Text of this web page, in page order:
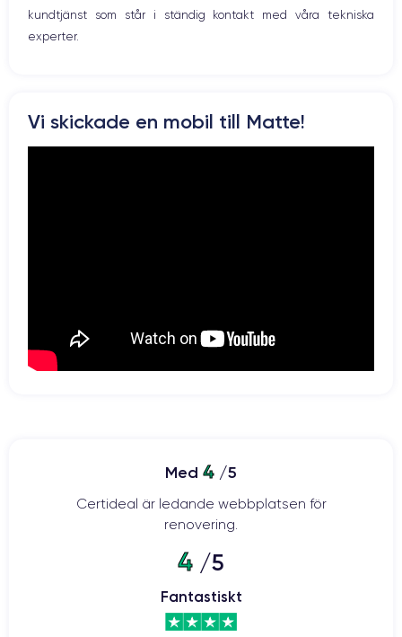
kundtjänst som står i ständig kontakt med våra tekniska
experter.
Vi skickade en mobil till Matte!
Med 4 /5
Certideal är ledande webbplatsen för
renovering.
4 /5
Fantastiskt